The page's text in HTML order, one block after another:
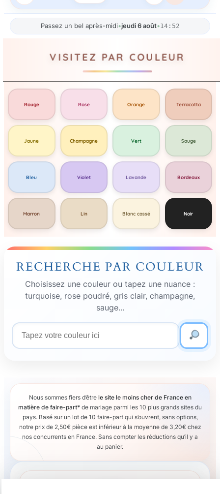
Passez un bel après-midi•jeudi 6 août•14:52
VISITEZ PAR COULEUR
Rouge Rose Orange Terracotta
Jaune Champagne Vert Sauge
Bleu Violet Lavande Bordeaux
Marron Lin Blanc cassé Noir
RECHERCHE PAR COULEUR
Choisissez une couleur ou tapez une nuance :
turquoise, rose poudré, gris clair, champagne,
sauge...
Nous sommes fiers d’être le site le moins cher de France en
matière de faire-part* de mariage parmi les 10 plus grands sites du
pays. Basé sur un lot de 10 faire-part qui s’ouvrent, sans options,
notre prix de 2,50€ pièce est inférieur à la moyenne de 3,20€ chez
nos concurrents en France. Sans compter les réductions qu’il y a
au panier.